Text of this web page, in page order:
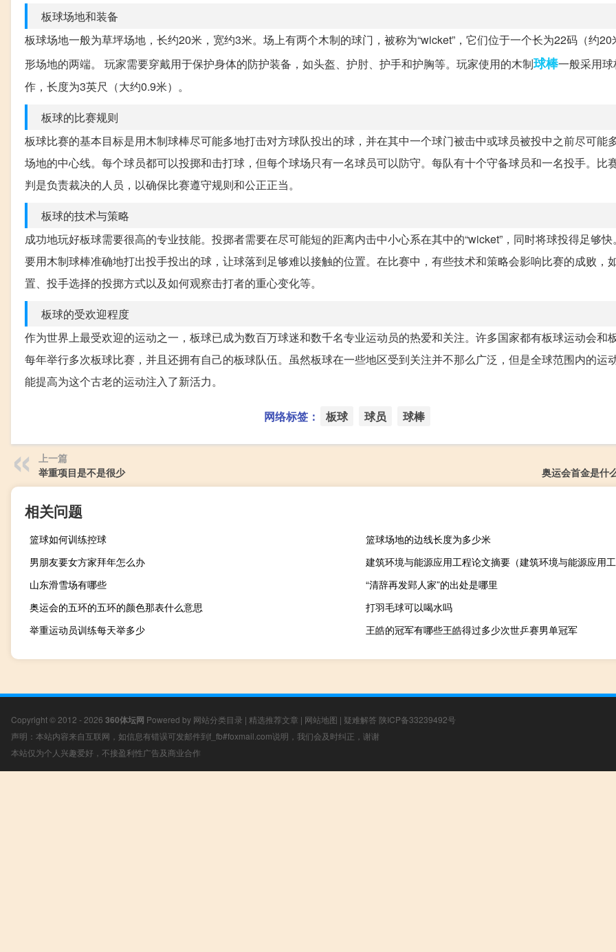
板球场地和装备
板球场地一般为草坪场地，长约20米，宽约3米。场上有两个木制的球门，被称为“wicket”，它们位于一个长为22码（约
形场地的两端。 玩家需要穿戴用于保护身体的防护装备，如头盔、护肘、护手和护胸等。玩家使用的木制球棒一般采用
作，长度为3英尺（大约0.9米）。
板球的比赛规则
板球比赛的基本目标是用木制球棒尽可能多地打击对方球队投出的球，并在其中一个球门被击中或球员被投中之前尽可能
场地的中心线。每个球员都可以投掷和击打球，但每个球场只有一名球员可以防守。每队有十个守备球员和一名投手。比
判是负责裁决的人员，以确保比赛遵守规则和公正正当。
板球的技术与策略
成功地玩好板球需要很高的专业技能。投掷者需要在尽可能短的距离内击中小心系在其中的“wicket”，同时将球投得足够
要用木制球棒准确地打出投手投出的球，让球落到足够难以接触的位置。在比赛中，有些技术和策略会影响比赛的成败，
置、投手选择的投掷方式以及如何观察击打者的重心变化等。
板球的受欢迎程度
作为世界上最受欢迎的运动之一，板球已成为数百万球迷和数千名专业运动员的热爱和关注。许多国家都有板球运动会和
每年举行多次板球比赛，并且还拥有自己的板球队伍。虽然板球在一些地区受到关注并不那么广泛，但是全球范围内的运
能提高为这个古老的运动注入了新活力。
网络标签： 板球 球员 球棒
上一篇
举重项目是不是很少
奥运会首金是什
相关问题
篮球如何训练控球
篮球场地的边线长度为多少米
男朋友要女方家拜年怎么办
建筑环境与能源应用工程论文摘要（建筑环境与能源应用
山东滑雪场有哪些
“清辞再发郢人家”的出处是哪里
奥运会的五环的五环的颜色那表什么意思
打羽毛球可以喝水吗
举重运动员训练每天举多少
王皓的冠军有哪些王皓得过多少次世乒赛男单冠军
Copyright © 2012 - 2026 360体坛网 Powered by 网站分类目录 | 精选推荐文章 | 网站地图 | 疑难解答 陕ICP备33239492号
声明：本站内容来自互联网，如信息有错误可发邮件到f_fb#foxmail.com说明，我们会及时纠正，谢谢
本站仅为个人兴趣爱好，不接盈利性广告及商业合作